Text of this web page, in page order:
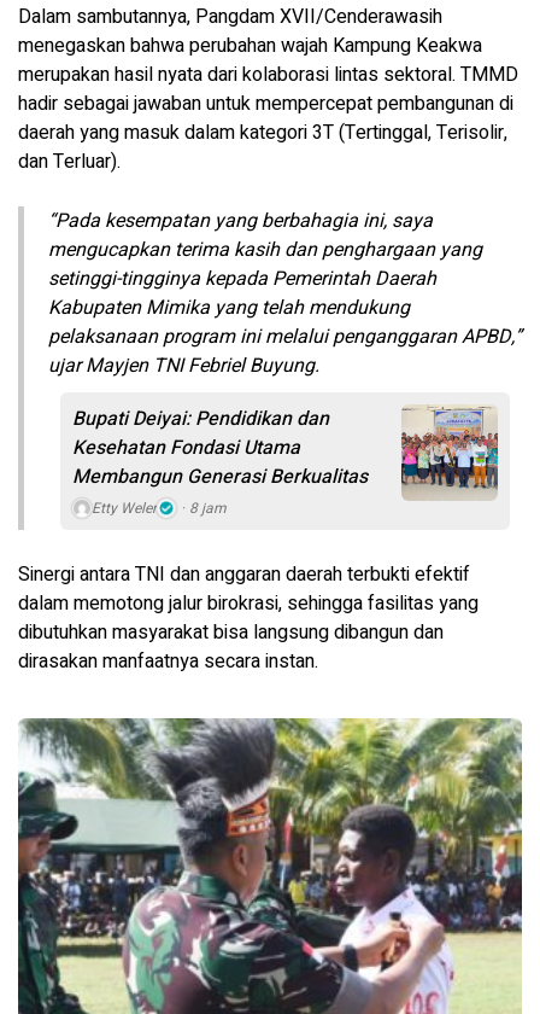
Dalam sambutannya, Pangdam XVII/Cenderawasih
menegaskan bahwa perubahan wajah Kampung Keakwa
merupakan hasil nyata dari kolaborasi lintas sektoral. TMMD
hadir sebagai jawaban untuk mempercepat pembangunan di
daerah yang masuk dalam kategori 3T (Tertinggal, Terisolir,
dan Terluar).
“Pada kesempatan yang berbahagia ini, saya
mengucapkan terima kasih dan penghargaan yang
setinggi-tingginya kepada Pemerintah Daerah
Kabupaten Mimika yang telah mendukung
pelaksanaan program ini melalui penganggaran APBD,”
ujar Mayjen TNI Febriel Buyung.
Bupati Deiyai: Pendidikan dan
Kesehatan Fondasi Utama
Membangun Generasi Berkualitas
Etty Weler 8 jam
Sinergi antara TNI dan anggaran daerah terbukti efektif
dalam memotong jalur birokrasi, sehingga fasilitas yang
dibutuhkan masyarakat bisa langsung dibangun dan
dirasakan manfaatnya secara instan.